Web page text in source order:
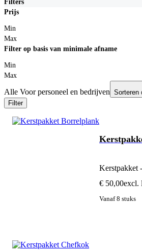
Filters
Prijs
Min
Max
Filter op basis van minimale afname
Min
Max
Alle Voor personeel en bedrijven Sorteren
Filter
Kerstpakket
€ 50,00excl.
Vanaf 8 stuks